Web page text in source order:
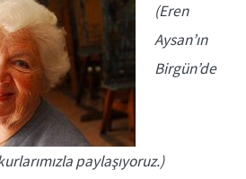
(Eren
Aysan’ın
Birgün’de
paylaşıyoruz.)